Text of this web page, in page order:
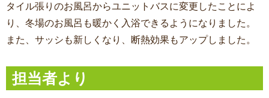
タイル張りのお風呂からユニットバスに変更したことによ
り、冬場のお風呂も暖かく入浴できるようになりました。
また、サッシも新しくなり、断熱効果もアップしました。
担当者より